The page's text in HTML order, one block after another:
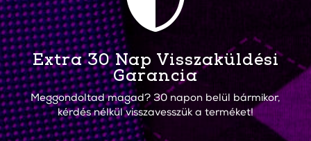
Extra 30 Nap Visszaküldési
Garancia
Meggondoltad magad? 30 napon belül bármikor,
kérdés nélkül visszavesszük a terméket!